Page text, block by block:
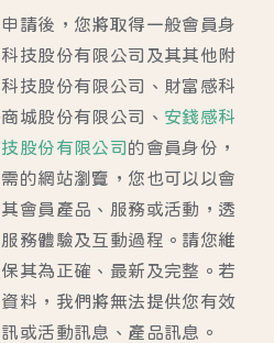
請後，您將取得一般會員身
技股份有限公司及其其他附
技股份有限公司、財富感科
城股份有限公司、 安錢感科
股份有限公司的會員身份，
的網站瀏覽，您也可以以會
會員產品、服務或活動，透
務體驗及互動過程。請您維
其為正確、最新及完整。若
料，我們將無法提供您有效
或活動訊息、產品訊息。